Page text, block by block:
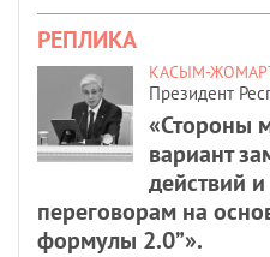
РЕПЛИКА
КАСЫМ-
Президент
«Стороны
вариант
действий
переговорам на
формулы 2.0”».